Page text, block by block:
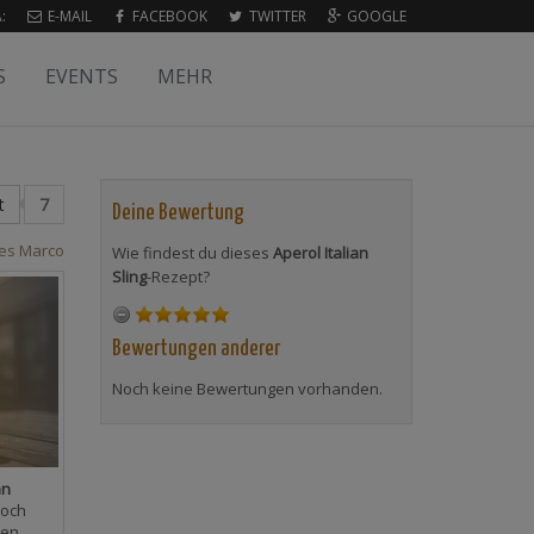
E-MAIL FACEBOOK TWITTER GOOGLE
EVENTS MEHR
7
Marco
Deine Bewertung
Wie findest du dieses Aperol Italian
Sling-Rezept?
Bewertungen anderer
Noch keine Bewertungen vorhanden.